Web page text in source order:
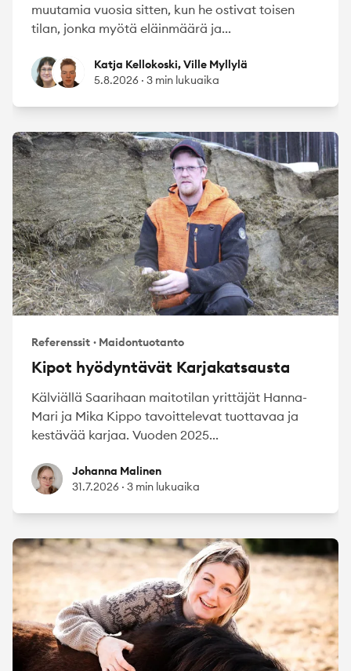
muutamia vuosia sitten, kun he ostivat toisen
tilan, jonka myötä eläinmäärä ja...
Katja Kellokoski
Ville MyllyläKatja Kellokoski, Ville Myllylä
5.8.2026 · 3 min lukuaika
Referenssit · Maidontuotanto
Kipot hyödyntävät Karjakatsausta
Kälviällä Saarihaan maitotilan yrittäjät Hanna-
Mari ja Mika Kippo tavoittelevat tuottavaa ja
kestävää karjaa. Vuoden 2025...
Johanna Malinen
Johanna Malinen
31.7.2026 · 3 min lukuaika